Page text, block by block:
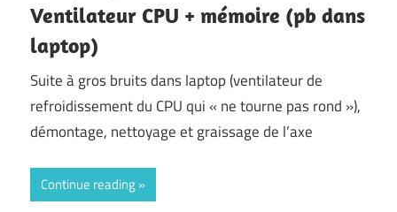
Ventilateur CPU + mémoire (pb dans
laptop)
Suite à gros bruits dans laptop (ventilateur de
refroidissement du CPU qui « ne tourne pas rond »),
démontage, nettoyage et graissage de l’axe
Continue reading